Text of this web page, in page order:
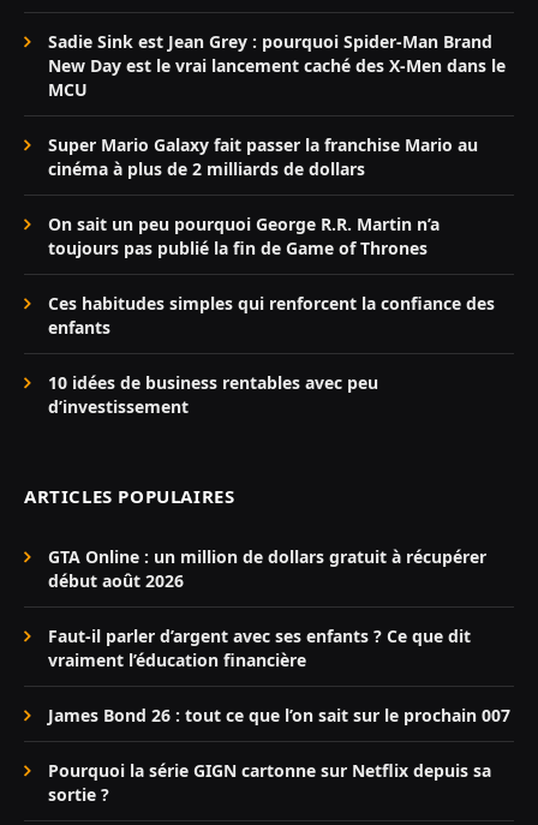
Sadie Sink est Jean Grey : pourquoi Spider-Man Brand
New Day est le vrai lancement caché des X-Men dans le
MCU
Super Mario Galaxy fait passer la franchise Mario au
cinéma à plus de 2 milliards de dollars
On sait un peu pourquoi George R.R. Martin n’a
toujours pas publié la fin de Game of Thrones
Ces habitudes simples qui renforcent la confiance des
enfants
10 idées de business rentables avec peu
d’investissement
ARTICLES POPULAIRES
GTA Online : un million de dollars gratuit à récupérer
début août 2026
Faut-il parler d’argent avec ses enfants ? Ce que dit
vraiment l’éducation financière
James Bond 26 : tout ce que l’on sait sur le prochain 007
Pourquoi la série GIGN cartonne sur Netflix depuis sa
sortie ?